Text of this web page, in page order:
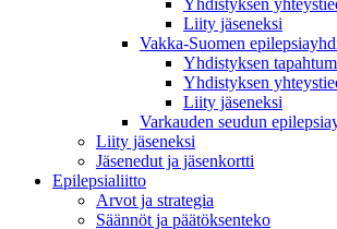
Yhdistyksen
Liity jäseneksi
Vakka-Suomen
Yhdistyksen
Yhdistyksen
Liity jäseneksi
Varkauden seudun
Liity jäseneksi
Jäsenedut ja jäsenkortti
Epilepsialiitto
Arvot ja strategia
Säännöt ja päätöksenteko